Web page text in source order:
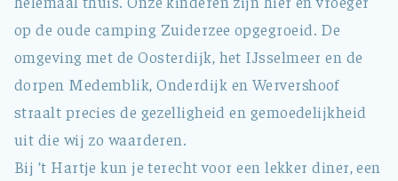
op de oude camping Zuiderzee opgegroeid. De
omgeving met de Oosterdijk, het IJsselmeer en de
dorpen Medemblik, Onderdijk en Wervershoof
straalt precies de gezelligheid en gemoedelijkheid
uit die wij zo waarderen.
Bij ’t Hartje kun je terecht voor een lekker diner, een